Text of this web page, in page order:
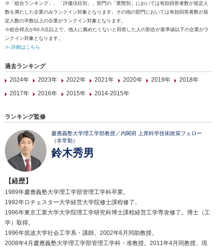
※「総合ランキング」、「評価項目別」、部門の「業態別」においては有効回答者数が規定人
数を満たした企業のみランクイン対象となります。その他の部門においては有効回答者数が規
定人数の半数以上の企業がランクイン対象となります。
※総合得点が60.0点以上で、他人に薦めたくないと回答した人の割合が基準値以下の企業がラ
ンクイン対象となります。
≫ 詳細はこちら
過去ランキング
2024年
2023年 2022年 2021年 2020年 2019年
2018年
2017年
2016年 2015年 2014-2015年
ランキング監修
慶應義塾大学理工学部教授／内閣府 上席科学技術政策フェロー
（非常勤）
鈴木秀男
【経歴】
1989年慶應義塾大学理工学部管理工学科卒業。
1992年ロチェスター大学経営大学院修士課程修了。
1996年東京工業大学大学院理工学研究科博士課程経営工学専攻修了。博士（工
学）取得。
1996年筑波大学社会工学系・講師。2002年6月同助教授。
2008年4月慶應義塾大学理工学部管理工学科・准教授。2011年4月同教授、現